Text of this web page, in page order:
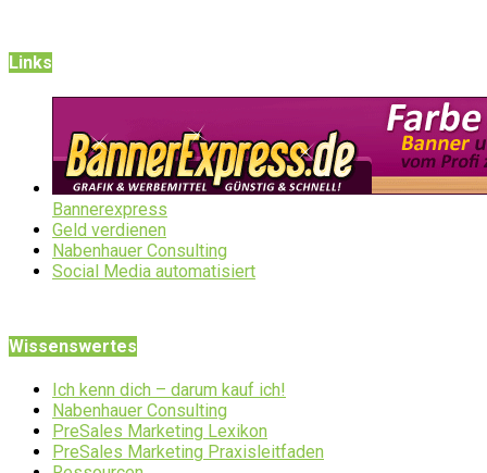
Links
Bannerexpress
Geld verdienen
Nabenhauer Consulting
Social Media automatisiert
Wissenswertes
Ich kenn dich – darum kauf ich!
Nabenhauer Consulting
PreSales Marketing Lexikon
PreSales Marketing Praxisleitfaden